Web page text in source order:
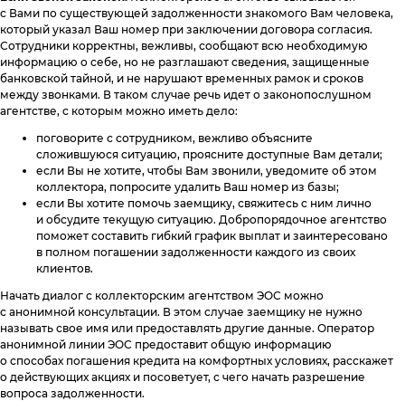
с Вами по существующей задолженности знакомого Вам человека,
который указал Ваш номер при заключении договора согласия.
Сотрудники корректны, вежливы, сообщают всю необходимую
информацию о себе, но не разглашают сведения, защищенные
банковской тайной, и не нарушают временных рамок и сроков
между звонками. В таком случае речь идет о законопослушном
агентстве, с которым можно иметь дело:
поговорите с сотрудником, вежливо объясните
сложившуюся ситуацию, проясните доступные Вам детали;
если Вы не хотите, чтобы Вам звонили, уведомите об этом
коллектора, попросите удалить Ваш номер из базы;
если Вы хотите помочь заемщику, свяжитесь с ним лично
и обсудите текущую ситуацию. Добропорядочное агентство
поможет составить гибкий график выплат и заинтересовано
в полном погашении задолженности каждого из своих
клиентов.
Начать диалог с коллекторским агентством ЭОС можно
с анонимной консультации. В этом случае заемщику не нужно
называть свое имя или предоставлять другие данные. Оператор
анонимной линии ЭОС предоставит общую информацию
о способах погашения кредита на комфортных условиях, расскажет
о действующих акциях и посоветует, с чего начать разрешение
вопроса задолженности.